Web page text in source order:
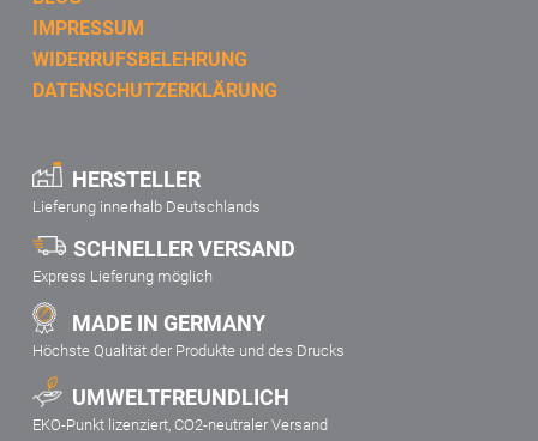
IMPRESSUM
WIDERRUFSBELEHRUNG
DATENSCHUTZERKLÄRUNG
HERSTELLER
Lieferung innerhalb Deutschlands
SCHNELLER VERSAND
Express Lieferung möglich
MADE IN GERMANY
Höchste Qualität der Produkte und des Drucks
UMWELTFREUNDLICH
EKO-Punkt lizenziert, CO2-neutraler Versand